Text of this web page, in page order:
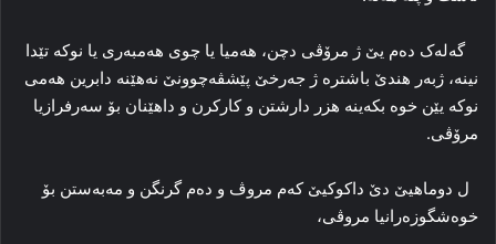
گەلەک دەم یێ ژ مرۆڤی دچن، هەمیا یا چوی هەمبەری یا نوکە تێدا
نینە، ژبەر هندێ باشترە ژ جەرخێ پێشڤەچوونێ نەهێنە دابرین هەمی
نوکە یێن خوە بکەینە هزر دارشتن و کارکرن و داهێنان بۆ سەرفرازیا
مرۆڤی.
ل دوماهیێ دێ داکوکیێ کەم مروڤ و دەم گرنگن و مەبەستن بۆ
خوەشگوزەرانیا مروڤی،